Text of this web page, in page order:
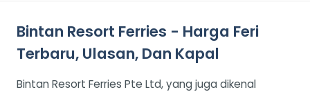
Bintan Resort Ferries - Harga Feri
Terbaru, Ulasan, Dan Kapal
Bintan Resort Ferries Pte Ltd, yang juga dikenal